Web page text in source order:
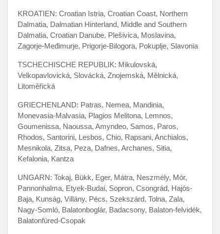
KROATIEN: Croatian Istria, Croatian Coast, Northern
Dalmatia, Dalmatian Hinterland, Middle and Southern
Dalmatia, Croatian Danube, Plešivica, Moslavina,
Zagorje-Međimurje, Prigorje-Bilogora, Pokuplje, Slavonia
TSCHECHISCHE REPUBLIK: Mikulovská,
Velkopavlovická, Slovácká, Znojemská, Mělnická,
Litoměřická
GRIECHENLAND: Patras, Nemea, Mandinia,
Monevasia-Malvasia, Plagios Melitona, Lemnos,
Goumenissa, Naoussa, Amyndeo, Samos, Paros,
Rhodos, Santorini, Lesbos, Chio, Rapsani, Anchialos,
Mesnikola, Zitsa, Peza, Dafnes, Archanes, Sitia,
Kefalonia, Kantza
UNGARN: Tokaj, Bükk, Eger, Mátra, Neszmély, Mór,
Pannonhalma, Etyek-Budai, Sopron, Csongrád, Hajós-
Baja, Kunság, Villány, Pécs, Szekszárd, Tolna, Zala,
Nagy-Somló, Balatonboglár, Badacsony, Balaton-felvidék,
Balatonfüred-Csopak